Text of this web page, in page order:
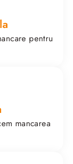
pentru
mancarea